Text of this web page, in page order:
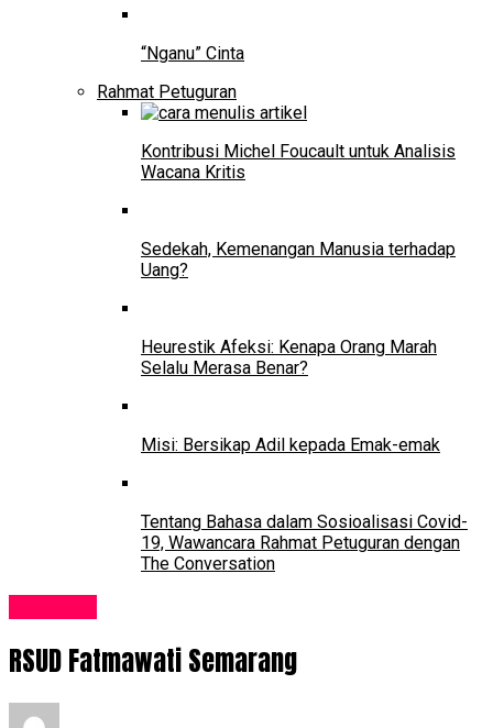
“Nganu” Cinta
Rahmat Petuguran
Kontribusi Michel Foucault untuk Analisis
Wacana Kritis
Sedekah, Kemenangan Manusia terhadap
Uang?
Heurestik Afeksi: Kenapa Orang Marah
Selalu Merasa Benar?
Misi: Bersikap Adil kepada Emak-emak
Tentang Bahasa dalam Sosioalisasi Covid-
19, Wawancara Rahmat Petuguran dengan
The Conversation
RSUD Fatmawati Semarang